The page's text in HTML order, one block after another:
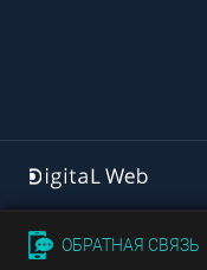
ОБРАТНАЯ СВЯЗЬ